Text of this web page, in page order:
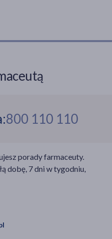
800 110 110
porady farmaceuty.
dobę, 7 dni w tygodniu,